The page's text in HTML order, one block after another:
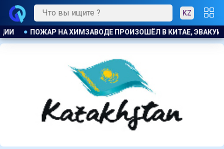
KZ
БОЛЕЕ 1200 ЧЕЛОВЕК КОСТАНАЕЦ